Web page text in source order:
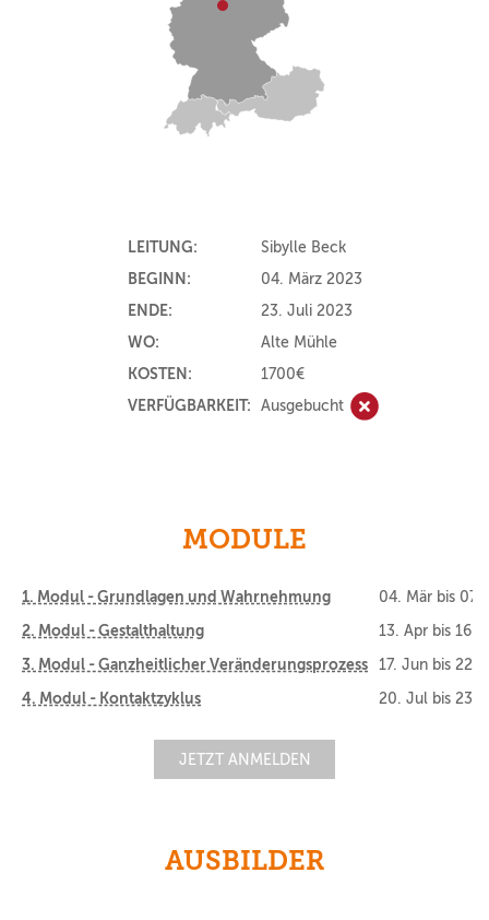
LEITUNG:
Sibylle Beck
BEGINN:
04. März 2023
ENDE:
23. Juli 2023
WO:
Alte Mühle
KOSTEN:
1700€
VERFÜGBARKEIT: Ausgebucht
Ausgebucht
MODULE
1. Modul - Grundlagen und Wahrnehmung 04. Mär bis 07.
2. Modul - Gestalthaltung
13. Apr bis 16.
3. Modul - Ganzheitlicher Veränderungsprozess 17. Jun bis 22.
4. Modul - Kontaktzyklus
20. Jul bis 23.
JETZT ANMELDEN
AUSBILDER